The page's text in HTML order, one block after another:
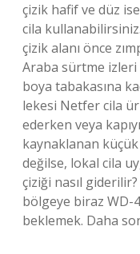
çizik hafif ve düz
cila
çizik alanı önce
Araba sürtme izleri
boya tabakasına
lekesi Netfer cila
ederken veya
kaynaklanan
değilse, lokal cila
çiziği nasıl
bölgeye biraz WD-
beklemek. Daha